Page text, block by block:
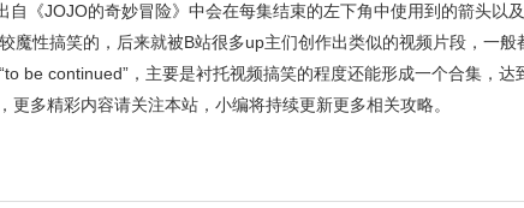
《JOJO的奇妙冒险》中会在每集结束的左下角中使用到的箭头以
魔性搞笑的，后来就被B站很多up主们创作出类似的视频片段，一般
be continued”，主要是衬托视频搞笑的程度还能形成一个合集，
多精彩内容请关注本站，小编将持续更新更多相关攻略。